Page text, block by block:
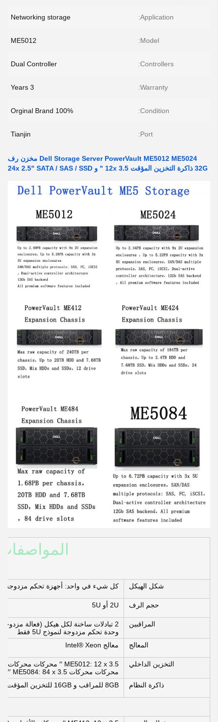
Application:
Networking storage
Model:
ME5012
Controllers:
Dual Controller
Warranty:
3 Years
Condition:
100% Orginal Brand
Port:
Tianjin
Dell Storage Server PowerVault ME5012 ME5024 مخزن رف
32G ذاكرة التخزين المؤقت 12x 3.5 " و 24x 2.5" SATA / SAS / SSD
شكل الهيكل كل شيء في واحد: أجهزة تحكم مزدوجة ،
حجم الرف 2U أو 5U
المراقبين
وحدة تحكم مزدوجة لنموذج 5U فقط
المعالج
معالج Intel® Xeon
التخزين الداخلي
محركات محركات ME5084: 84 x 3.5 ′′ محركات محركات (2.5 ′′ حاملات محركات مدعومة)
ذاكرة النظام
8GB للمراقب و 16GB للتخزين المؤقت (24GB إجمالا)